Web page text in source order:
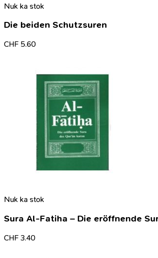
Nuk ka stok
Die beiden Schutzsuren
CHF 5.60
Nuk ka stok
Sura Al-Fatiha – Die eröffnende
CHF 3.40